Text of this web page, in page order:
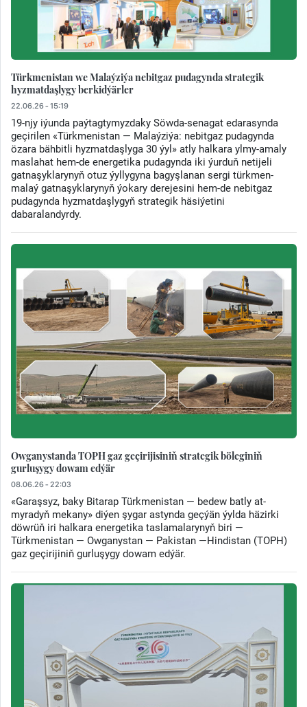
Türkmenistan we Malaýziýa nebitgaz pudagynda strategik
hyzmatdaşlygy berkidýärler
22.06.26 - 15:19
19-njy iýunda paýtagtymyzdaky Söwda-senagat edarasynda
geçirilen «Türkmenistan — Malaýziýa: nebitgaz pudagynda
özara bähbitli hyzmatdaşlyga 30 ýyl» atly halkara ylmy-amaly
maslahat hem-de energetika pudagynda iki ýurduň netijeli
gatnaşyklarynyň otuz ýyllygyna bagyşlanan sergi türkmen-
malaý gatnaşyklarynyň ýokary derejesini hem-de nebitgaz
pudagynda hyzmatdaşlygyň strategik häsiýetini
dabaralandyrdy.
Owganystanda TOPH gaz geçirijisiniň strategik böleginiň
gurluşygy dowam edýär
08.06.26 - 22:03
«Garaşsyz, baky Bitarap Türkmenistan — bedew batly at-
myradyň mekany» diýen şygar astynda geçýän ýylda häzirki
döwrüň iri halkara energetika taslamalarynyň biri —
Türkmenistan — Owganystan — Pakistan —Hindistan (TOPH)
gaz geçirijiniň gurluşygy dowam edýär.